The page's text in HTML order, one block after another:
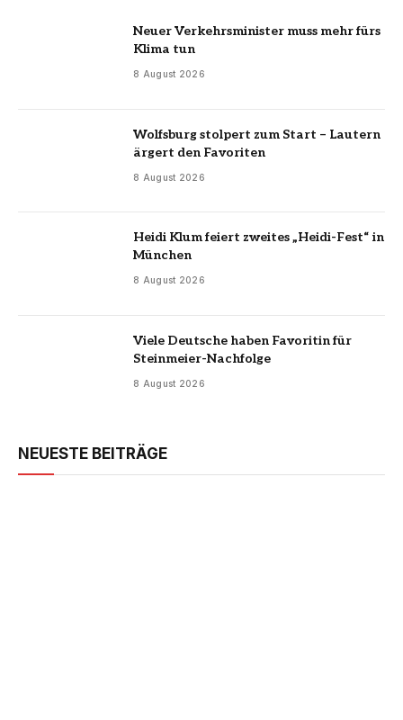
Neuer Verkehrsminister muss mehr fürs
Klima tun
8 August 2026
Wolfsburg stolpert zum Start – Lautern
ärgert den Favoriten
8 August 2026
Heidi Klum feiert zweites „Heidi-Fest“ in
München
8 August 2026
Viele Deutsche haben Favoritin für
Steinmeier-Nachfolge
8 August 2026
NEUESTE BEITRÄGE